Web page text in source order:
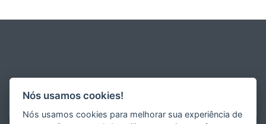
Nós usamos cookies!
Nós usamos cookies para melhorar sua experiência de